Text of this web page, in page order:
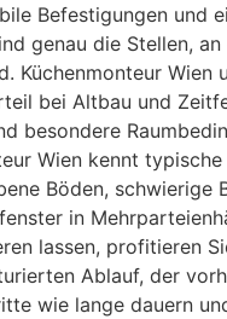
Befestigungen und
genau die Stellen,
Küchenmonteur Wien
bei Altbau und
besondere
Wien kennt
Böden, schwierige
in
lassen, profitieren
Ablauf, der
wie lange dauern